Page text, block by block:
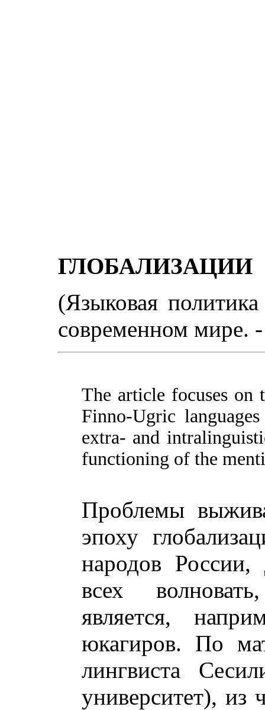
ГЛОБАЛИЗАЦИИ
(Языковая
современном мире.
The article focuses
Finno-Ugric
extra- and
functioning of the
Проблемы
эпоху
народов
всех
является,
юкагиров. По
лингвиста
университет), из